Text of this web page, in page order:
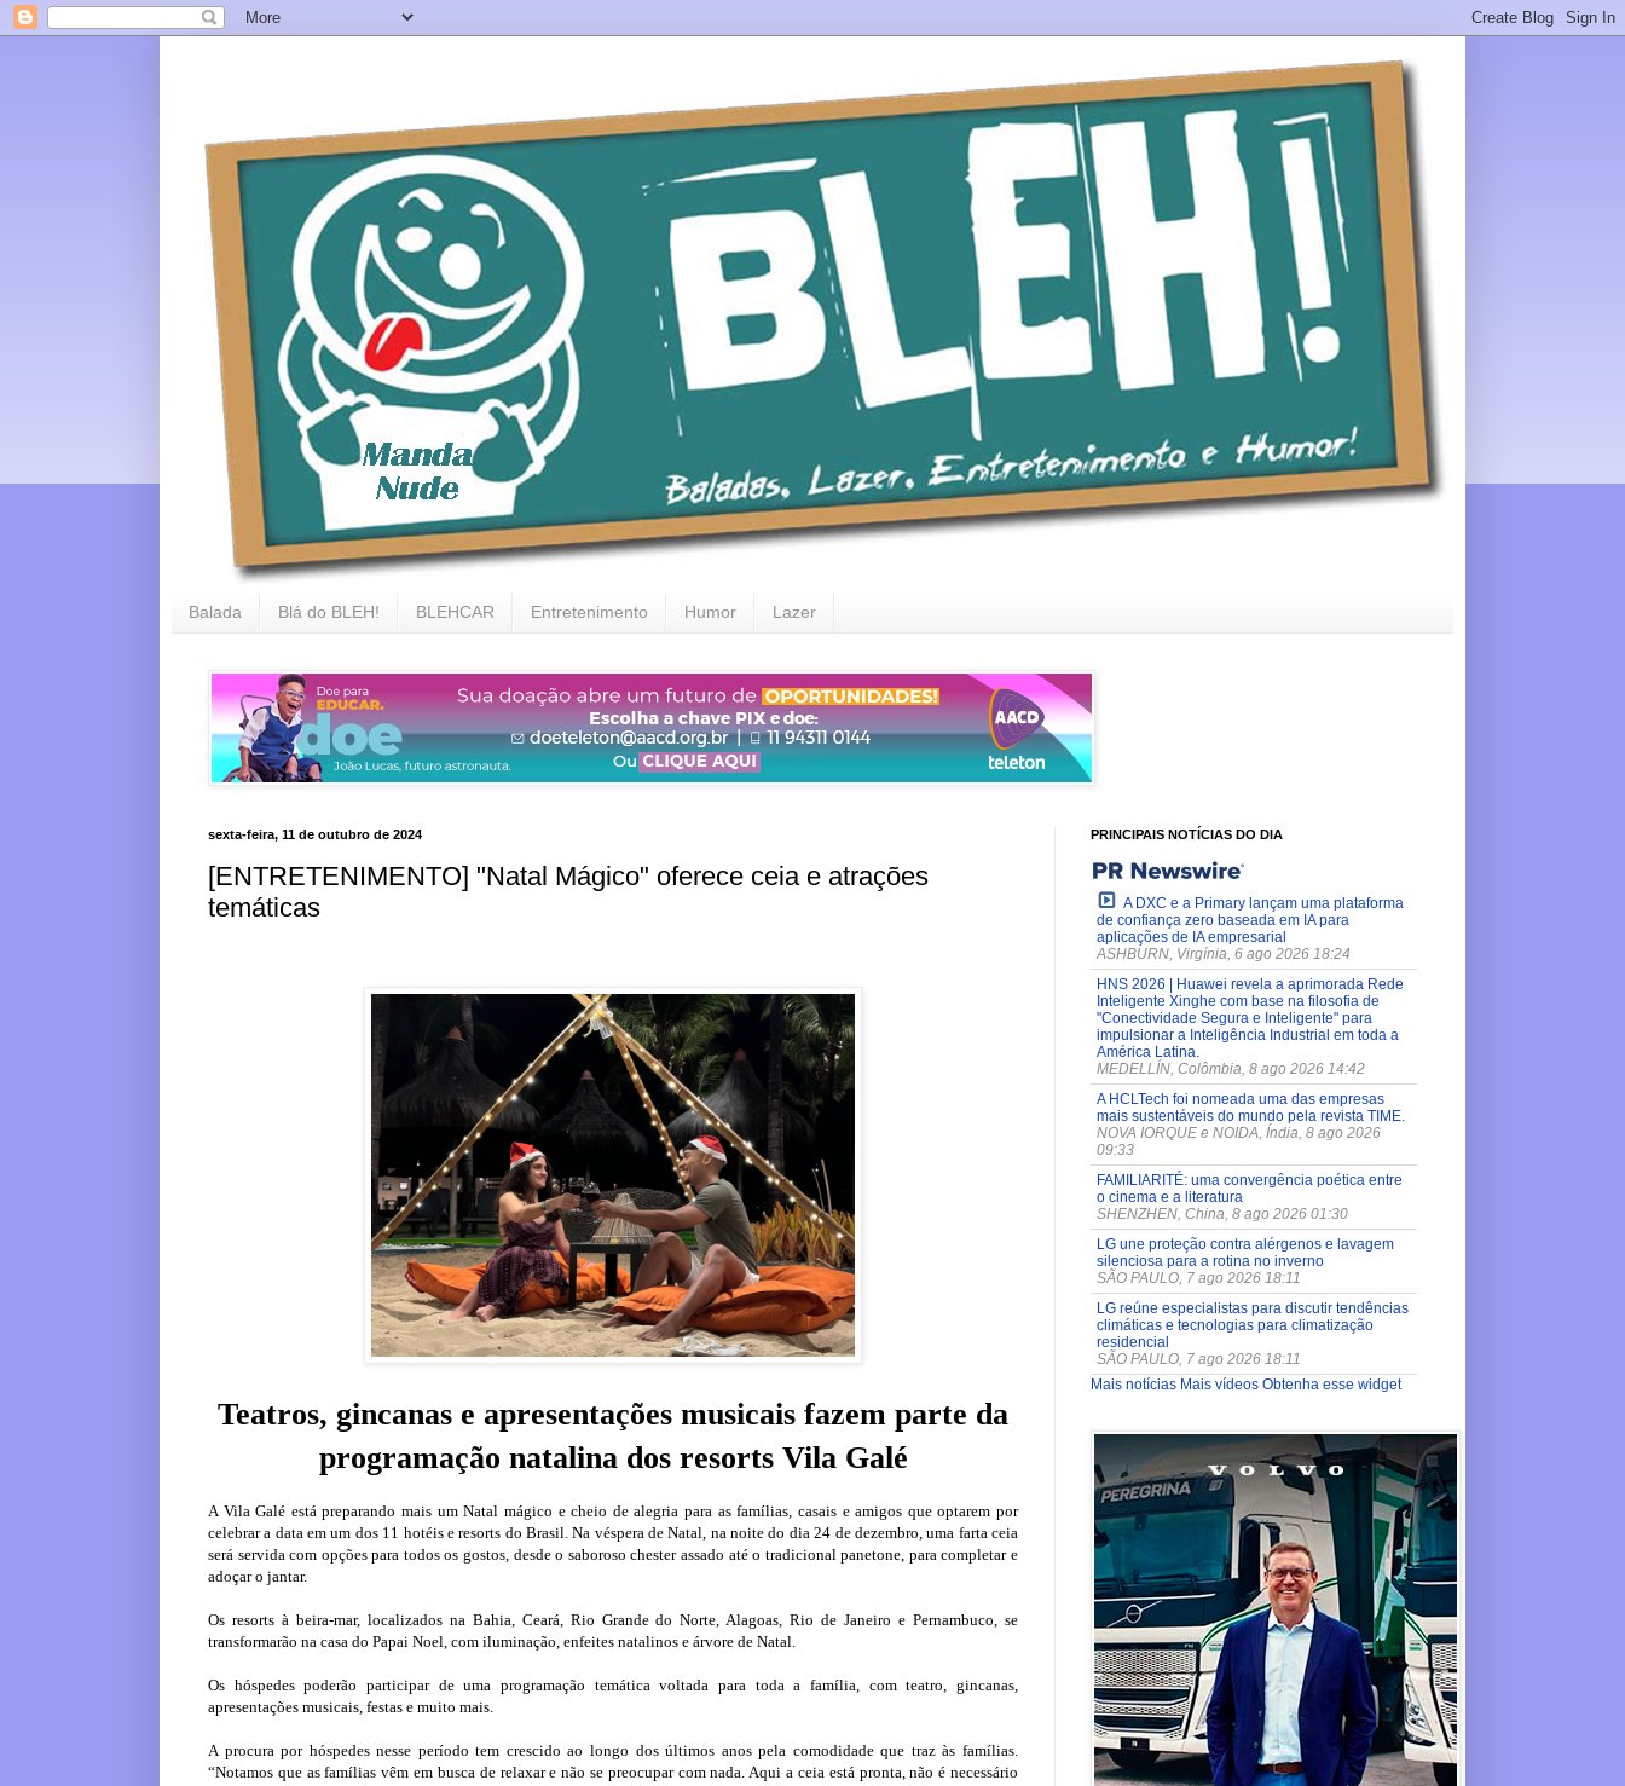
Balada Blá do BLEH! BLEHCAR Entretenimento Humor Lazer
sexta-feira, 11 de outubro de 2024
[ENTRETENIMENTO] "Natal Mágico" oferece ceia e atrações
temáticas
Teatros, gincanas e apresentações musicais fazem parte da
programação natalina dos resorts Vila Galé
A Vila Galé está preparando mais um Natal mágico e cheio de alegria para as famílias, casais e amigos que optarem por
celebrar a data em um dos 11 hotéis e resorts do Brasil. Na véspera de Natal, na noite do dia 24 de dezembro, uma farta ceia
será servida com opções para todos os gostos, desde o saboroso chester assado até o tradicional panetone, para completar e
adoçar o jantar.
Os resorts à beira-mar, localizados na Bahia, Ceará, Rio Grande do Norte, Alagoas, Rio de Janeiro e Pernambuco, se
transformarão na casa do Papai Noel, com iluminação, enfeites natalinos e árvore de Natal.
Os hóspedes poderão participar de uma programação temática voltada para toda a família, com teatro, gincanas,
apresentações musicais, festas e muito mais.
A procura por hóspedes nesse período tem crescido ao longo dos últimos anos pela comodidade que traz às famílias.
“Notamos que as famílias vêm em busca de relaxar e não se preocupar com nada. Aqui a ceia está pronta, não é necessário
PRINCIPAIS NOTÍCIAS DO DIA
A DXC e a Primary lançam uma plataforma
de confiança zero baseada em IA para
aplicações de IA empresarial
ASHBURN, Virgínia, 6 ago 2026 18:24
HNS 2026 | Huawei revela a aprimorada Rede
Inteligente Xinghe com base na filosofia de
"Conectividade Segura e Inteligente" para
impulsionar a Inteligência Industrial em toda a
América Latina.
MEDELLÍN, Colômbia, 8 ago 2026 14:42
A HCLTech foi nomeada uma das empresas
mais sustentáveis do mundo pela revista TIME.
NOVA IORQUE e NOIDA, Índia, 8 ago 2026
09:33
FAMILIARITÉ: uma convergência poética entre
o cinema e a literatura
SHENZHEN, China, 8 ago 2026 01:30
LG une proteção contra alérgenos e lavagem
silenciosa para a rotina no inverno
SÃO PAULO, 7 ago 2026 18:11
LG reúne especialistas para discutir tendências
climáticas e tecnologias para climatização
residencial
SÃO PAULO, 7 ago 2026 18:11
Mais notícias Mais vídeos Obtenha esse widget